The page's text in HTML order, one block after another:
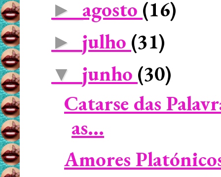
► agosto (16)
► julho (31)
▼ junho (30)
Catarse das
as...
Amores